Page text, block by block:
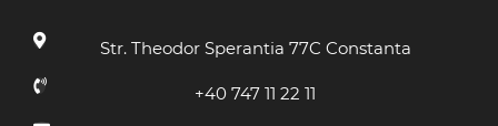
Str. Theodor Sperantia 77C Constanta
+40 747 11 22 11